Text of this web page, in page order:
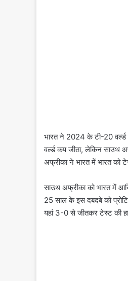
भारत ने 2024 के टी-20 वर्ल्ड
वर्ल्ड कप जीता, लेकिन साउथ
अफ्रीका ने भारत में भारत को
साउथ अफ्रीका को भारत में
25 साल के इस दबदबे को
यहां 3-0 से जीतकर टेस्ट की